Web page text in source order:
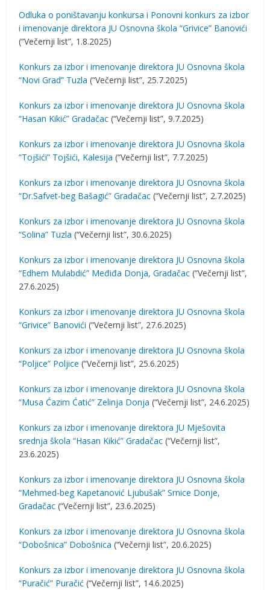
Odluka o poništavanju konkursa i Ponovni konkurs za izbor
i imenovanje direktora JU Osnovna škola “Grivice” Banovići
(“Večernji list”, 1.8.2025)
Konkurs za izbor i imenovanje direktora JU Osnovna škola
“Novi Grad” Tuzla (“Večernji list”, 25.7.2025)
Konkurs za izbor i imenovanje direktora JU Osnovna škola
“Hasan Kikić” Gradačac(“Večernji list”, 9.7.2025)
Konkurs za izbor i imenovanje direktora JU Osnovna škola
“Tojšići” Tojšići, Kalesija (“Večernji list”, 7.7.2025)
Konkurs za izbor i imenovanje direktora JU Osnovna škola
“Dr.Safvet-beg Bašagić” Gradačac (“Večernji list”, 2.7.2025)
Konkurs za izbor i imenovanje direktora JU Osnovna škola
“Solina” Tuzla (“Večernji list”, 30.6.2025)
Konkurs za izbor i imenovanje direktora JU Osnovna škola
“Edhem Mulabdić” Međiđa Donja, Gradačac (“Večernji list”,
27.6.2025)
Konkurs za izbor i imenovanje direktora JU Osnovna škola
“Grivice” Banovići (“Večernji list”, 27.6.2025)
Konkurs za izbor i imenovanje direktora JU Osnovna škola
“Poljice” Poljice (“Večernji list”, 25.6.2025)
Konkurs za izbor i imenovanje direktora JU Osnovna škola
“Musa Ćazim Ćatić” Zelinja Donja (“Večernji list”, 24.6.2025)
Konkurs za izbor i imenovanje direktora JU Mješovita
srednja škola “Hasan Kikić” Gradačac (“Večernji list”,
23.6.2025)
Konkurs za izbor i imenovanje direktora JU Osnovna škola
“Mehmed-beg Kapetanović Ljubušak” Srnice Donje,
Gradačac (“Večernji list”, 23.6.2025)
Konkurs za izbor i imenovanje direktora JU Osnovna škola
“Dobošnica” Dobošnica (“Večernji list”, 20.6.2025)
Konkurs za izbor i imenovanje direktora JU Osnovna škola
“Puračić” Puračić (“Večernji list”, 14.6.2025)